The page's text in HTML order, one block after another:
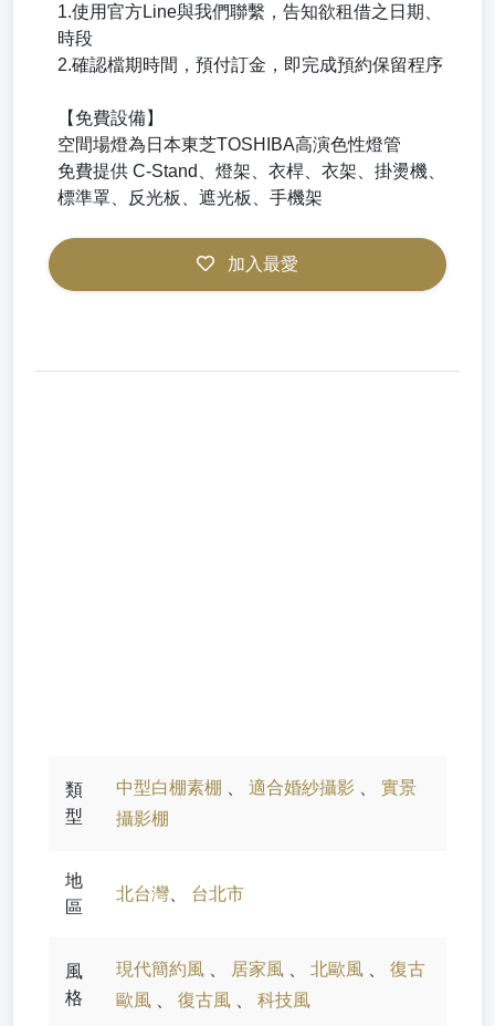
1.使用官方Line與我們聯繫，告知欲租借之日期、
時段
2.確認檔期時間，預付訂金，即完成預約保留程序
【免費設備】
空間場燈為日本東芝TOSHIBA高演色性燈管
免費提供 C-Stand、燈架、衣桿、衣架、掛燙機、
標準罩、反光板、遮光板、手機架
加入最愛
類
型
中型白棚素棚 適合婚紗攝影
實景
攝影棚
地
區
北台灣 台北市
風
格
現代簡約風 居家風 北歐風
復古
歐風
復古風 科技風